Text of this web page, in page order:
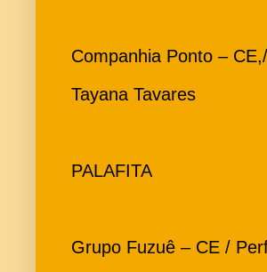
Companhia Ponto –
Tayana Tavares
PALAFITA
Grupo Fuzuê – CE /